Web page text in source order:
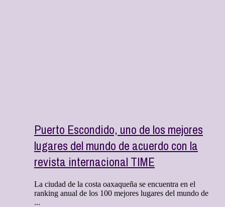
Puerto Escondido, uno de los mejores
lugares del mundo de acuerdo con la
revista internacional TIME
La ciudad de la costa oaxaqueña se encuentra en el
ranking anual de los 100 mejores lugares del mundo de
...